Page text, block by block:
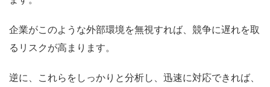
企業がこのような外部環境を無視すれば、競争に遅れを取
るリスクが高まります。
逆に、これらをしっかりと分析し、迅速に対応できれば、